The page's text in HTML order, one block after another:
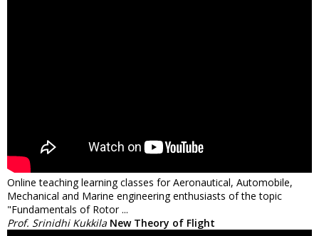
Online teaching learning classes for Aeronautical, Automobile,
Mechanical and Marine engineering enthusiasts of the topic
"Fundamentals of Rotor ...
Prof. Srinidhi Kukkila New Theory of Flight